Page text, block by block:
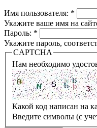
Имя пользователя: *
Укажите ваше имя на
Пароль: *
Укажите пароль,
CAPTCHA
Нам необходимо
Какой код написан на
Введите символы (с